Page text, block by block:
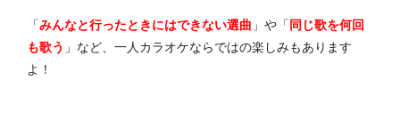
「みんなと行ったときにはできない選曲 」や「同じ歌を何回
も歌う 」など、一人カラオケならではの楽しみもあります
よ！